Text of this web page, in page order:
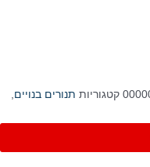
קטגוריות תנורים בנויים